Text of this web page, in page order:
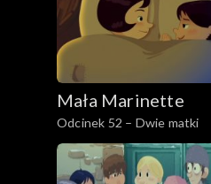
Mała Marinette
Odcinek 52 – Dwie matki